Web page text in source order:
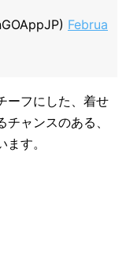
Februa
ーフにした、着せ
ャンスのある、
す。